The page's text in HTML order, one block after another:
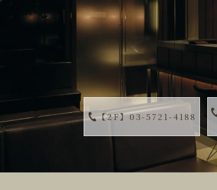
【2F】03-5721-4188